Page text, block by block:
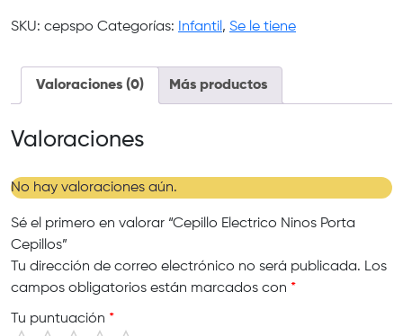
SKU: cepspo Categorías: Infantil , Se le tiene
Valoraciones (0) Más productos
Valoraciones
No hay valoraciones aún.
Sé el primero en valorar “Cepillo Electrico Ninos Porta
Cepillos”
Tu dirección de correo electrónico no será publicada. Los
campos obligatorios están marcados con *
Tu puntuación *